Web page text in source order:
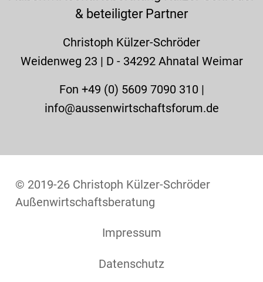
& beteiligter Partner
Christoph Külzer-Schröder
Weidenweg 23 | D - 34292 Ahnatal Weimar
Fon +49 (0) 5609 7090 310 |
info@aussenwirtschaftsforum.de
© 2019-26 Christoph Külzer-Schröder
Außenwirtschaftsberatung
Impressum
Datenschutz